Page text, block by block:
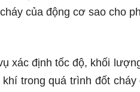
của động cơ sao cho
xác định tốc độ, khối
trong quá trình đốt cháy